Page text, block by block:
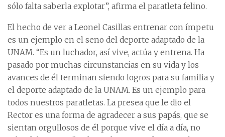
sólo falta saberla explotar”, afirma el paratleta felino.
El hecho de ver a Leonel Casillas entrenar con ímpetu
es un ejemplo en el seno del deporte adaptado de la
UNAM. “Es un luchador, así vive, actúa y entrena. Ha
pasado por muchas circunstancias en su vida y los
avances de él terminan siendo logros para su familia y
el deporte adaptado de la UNAM. Es un ejemplo para
todos nuestros paratletas. La presea que le dio el
Rector es una forma de agradecer a sus papás, que se
sientan orgullosos de él porque vive el día a día, no